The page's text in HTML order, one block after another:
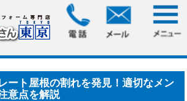
立区江北でスレート屋根の割れを発見！
法.....
ート屋根の割れを発見！適切なメン
意点を解説